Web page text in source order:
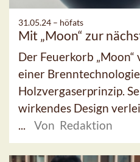
31.05.24 – höfats
Mit „Moon“ zur
Der Feuerkorb
einer
Holzvergaserprinzip.
wirkendes Design
Von Redaktion